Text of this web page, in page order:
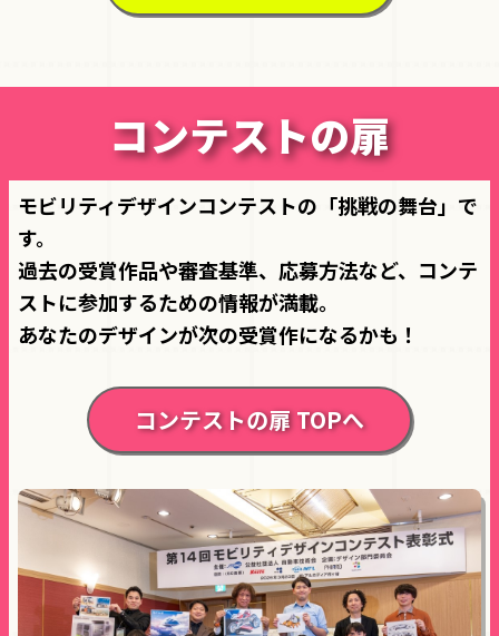
コンテストの扉
モビリティデザインコンテストの「挑戦の舞台」で
す。
過去の受賞作品や審査基準、応募方法など、コンテ
ストに参加するための情報が満載。
あなたのデザインが次の受賞作になるかも！
コンテストの扉 TOPへ